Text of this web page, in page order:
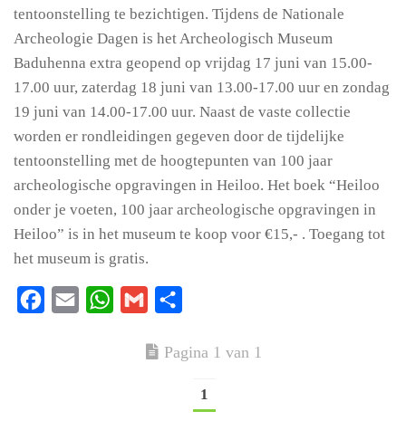
tentoonstelling te bezichtigen. Tijdens de Nationale
Archeologie Dagen is het Archeologisch Museum
Baduhenna extra geopend op vrijdag 17 juni van 15.00-
17.00 uur, zaterdag 18 juni van 13.00-17.00 uur en zondag
19 juni van 14.00-17.00 uur. Naast de vaste collectie
worden er rondleidingen gegeven door de tijdelijke
tentoonstelling met de hoogtepunten van 100 jaar
archeologische opgravingen in Heiloo. Het boek “Heiloo
onder je voeten, 100 jaar archeologische opgravingen in
Heiloo” is in het museum te koop voor €15,- . Toegang tot
het museum is gratis.
Facebook
Email WhatsApp
Gmail
Pagina 1 van 1
1